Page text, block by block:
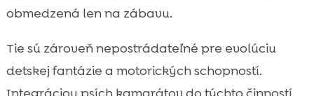
obmedzená len na zábavu.
Tie sú zároveň nepostrádateľné pre evolúciu
detskej fantázie a motorických schopností.